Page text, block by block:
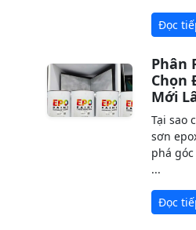
Đọc
Phân
Chọn
Mới
Tại sao
sơn
phá
...
Đọc